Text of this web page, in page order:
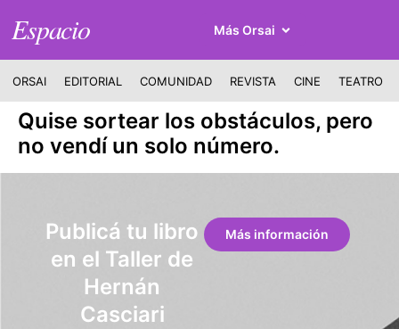
Espacio Más Orsai
ORSAI EDITORIAL COMUNIDAD REVISTA CINE TEATRO
Quise sortear los obstáculos, pero
no vendí un solo número.
Publicá tu libro
en el Taller de
Hernán
Casciari
Más información